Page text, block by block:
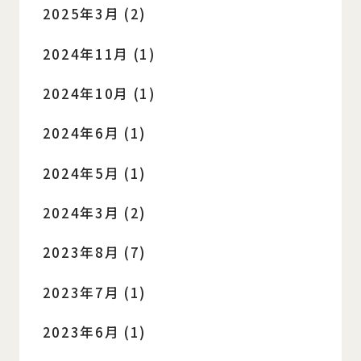
2025年3月 (2)
2024年11月 (1)
2024年10月 (1)
2024年6月 (1)
2024年5月 (1)
2024年3月 (2)
2023年8月 (7)
2023年7月 (1)
2023年6月 (1)